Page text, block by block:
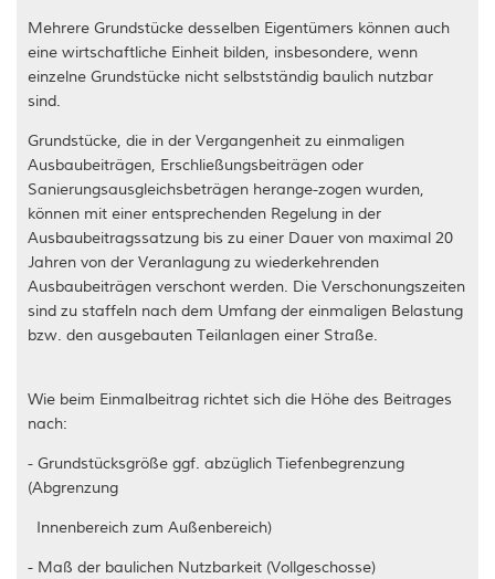
Mehrere Grundstücke desselben Eigentümers können auch
eine wirtschaftliche Einheit bilden, insbesondere, wenn
einzelne Grundstücke nicht selbstständig baulich nutzbar
sind.
Grundstücke, die in der Vergangenheit zu einmaligen
Ausbaubeiträgen, Erschließungsbeiträgen oder
Sanierungsausgleichsbeträgen herange-zogen wurden,
können mit einer entsprechenden Regelung in der
Ausbaubeitragssatzung bis zu einer Dauer von maximal 20
Jahren von der Veranlagung zu wiederkehrenden
Ausbaubeiträgen verschont werden. Die Verschonungszeiten
sind zu staffeln nach dem Umfang der einmaligen Belastung
bzw. den ausgebauten Teilanlagen einer Straße.
Wie beim Einmalbeitrag richtet sich die Höhe des Beitrages
nach:
- Grundstücksgröße ggf. abzüglich Tiefenbegrenzung
(Abgrenzung
Innenbereich zum Außenbereich)
- Maß der baulichen Nutzbarkeit (Vollgeschosse)